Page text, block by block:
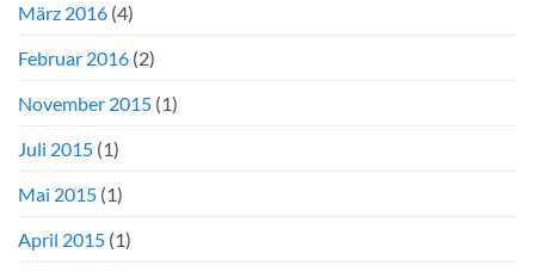
März 2016 (4)
Februar 2016 (2)
November 2015 (1)
Juli 2015 (1)
Mai 2015 (1)
April 2015 (1)